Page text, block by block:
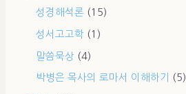
성경해석론 (15)
성서고고학 (1)
말씀묵상 (4)
박병은 목사의 로마서 이해하기 (5)